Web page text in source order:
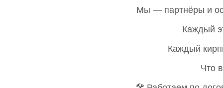
Мы — партнёры и
Каждый
Каждый
Что